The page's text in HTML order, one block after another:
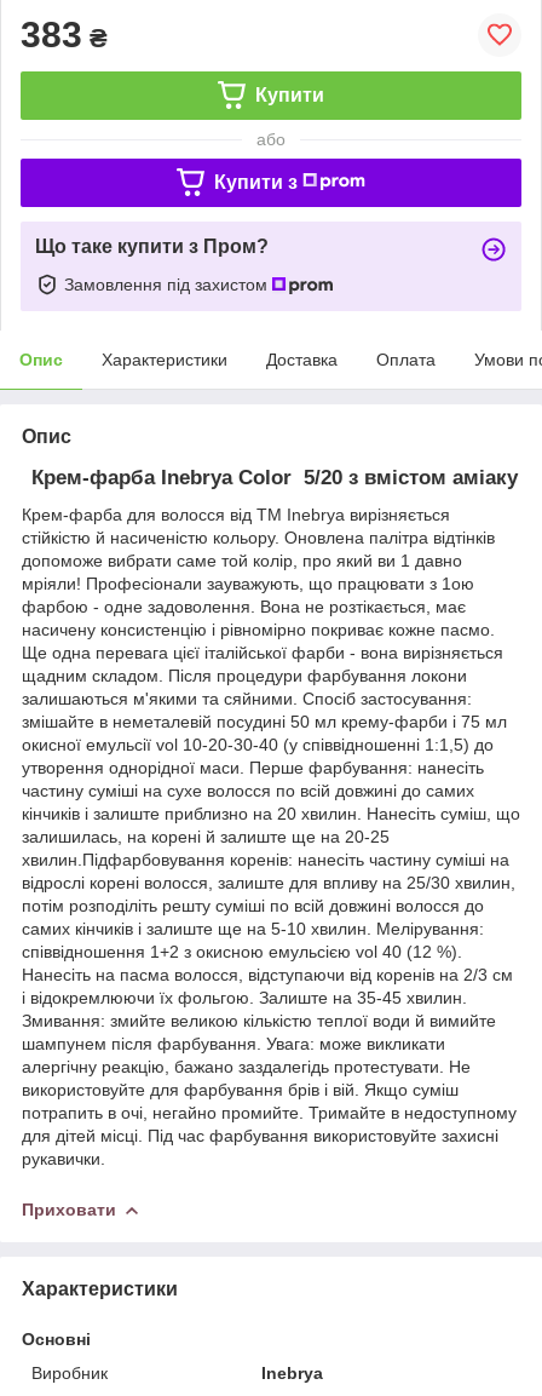
383 ₴
Купити
або
Купити з
Що таке купити з Пром?
Замовлення під захистом
Опис Характеристики Доставка Оплата Умови
Опис
Крем-фарба Inebrya Сolor 5/20 з вмiстом амiаку
Крем-фарба для волосся від TM Inebrya вирізняється
стійкістю й насиченістю кольору. Оновлена палітра відтінків
допоможе вибрати саме той колір, про який ви 1 давно
мріяли! Професіонали зауважують, що працювати з 1ою
фарбою - одне задоволення. Вона не розтікається, має
насичену консистенцію і рівномірно покриває кожне пасмо.
Ще одна перевага цієї італійської фарби - вона вирізняється
щадним складом. Після процедури фарбування локони
залишаються м'якими та сяйними. Спосіб застосування:
змішайте в неметалевій посудині 50 мл крему-фарби і 75 мл
окисної емульсії vol 10-20-30-40 (у співвідношенні 1:1,5) до
утворення однорідної маси. Перше фарбування: нанесіть
частину суміші на сухе волосся по всій довжині до самих
кінчиків і залиште приблизно на 20 хвилин. Нанесіть суміш, що
залишилась, на корені й залиште ще на 20-25
хвилин.Підфарбовування коренів: нанесіть частину суміші на
відрослі корені волосся, залиште для впливу на 25/30 хвилин,
потім розподіліть решту суміші по всій довжині волосся до
самих кінчиків і залиште ще на 5-10 хвилин. Мелірування:
співвідношення 1+2 з окисною емульсією vol 40 (12 %).
Нанесіть на пасма волосся, відступаючи від коренів на 2/3 см
і відокремлюючи їх фольгою. Залиште на 35-45 хвилин.
Змивання: змийте великою кількістю теплої води й вимийте
шампунем після фарбування. Увага: може викликати
алергічну реакцію, бажано заздалегідь протестувати. Не
використовуйте для фарбування брів і вій. Якщо суміш
потрапить в очі, негайно промийте. Тримайте в недоступному
для дітей місці. Під час фарбування використовуйте захисні
рукавички.
Приховати
Характеристики
Основні
Виробник
Inebrya